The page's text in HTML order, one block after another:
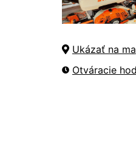
Ukázať na
Otváracie